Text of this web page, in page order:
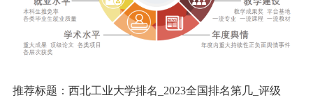
推荐标题：西北工业大学排名_2023全国排名第几_评级